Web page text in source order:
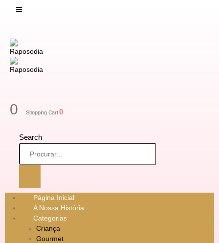
0 Shopping Cart0
Search
Página Inicial
A Nossa História
Categorias
Criança
Gourmet